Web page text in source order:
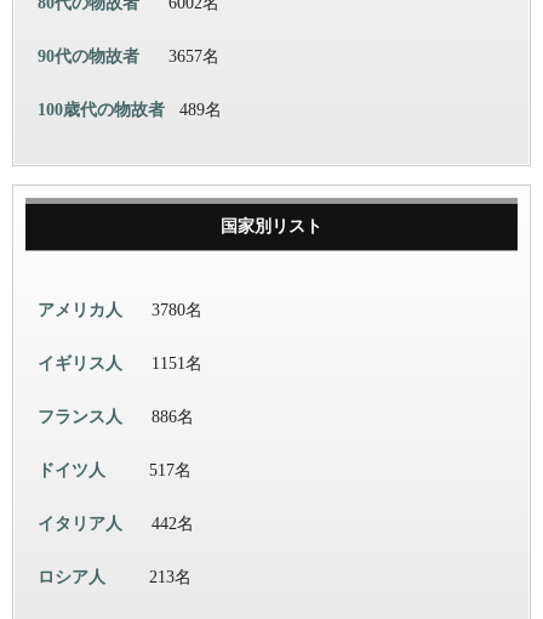
90代の物故者 3657名
100歳代の物故者 489名
国家別リスト
アメリカ人 3780名
イギリス人 1151名
フランス人 886名
ドイツ人 517名
イタリア人 442名
ロシア人 213名